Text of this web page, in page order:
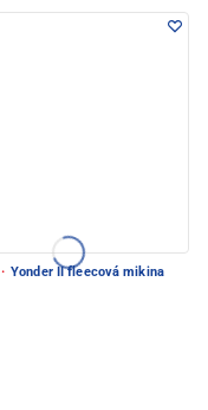
· Yonder II fleecová mikina